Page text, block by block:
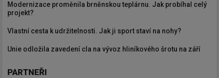
Modernizace proměnila brněnskou teplárnu. Jak probíhal celý
projekt?
Vlastní cesta k udržitelnosti. Jak ji sport staví na nohy?
Unie odložila zavedení cla na vývoz hliníkového šrotu na září
PARTNEŘI